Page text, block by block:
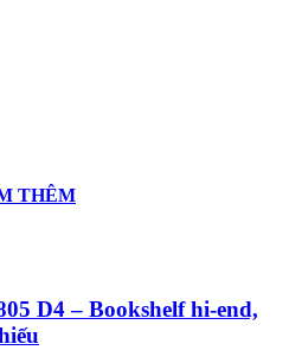
THÊM
D4 – Bookshelf hi-end,